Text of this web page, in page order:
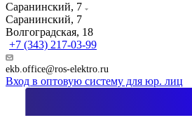
Саранинский, 7
Саранинский, 7
Волгоградская, 18
+7 (343) 217-03-99
ekb.office@ros-elektro.ru
Вход в оптовую систему для юр. лиц